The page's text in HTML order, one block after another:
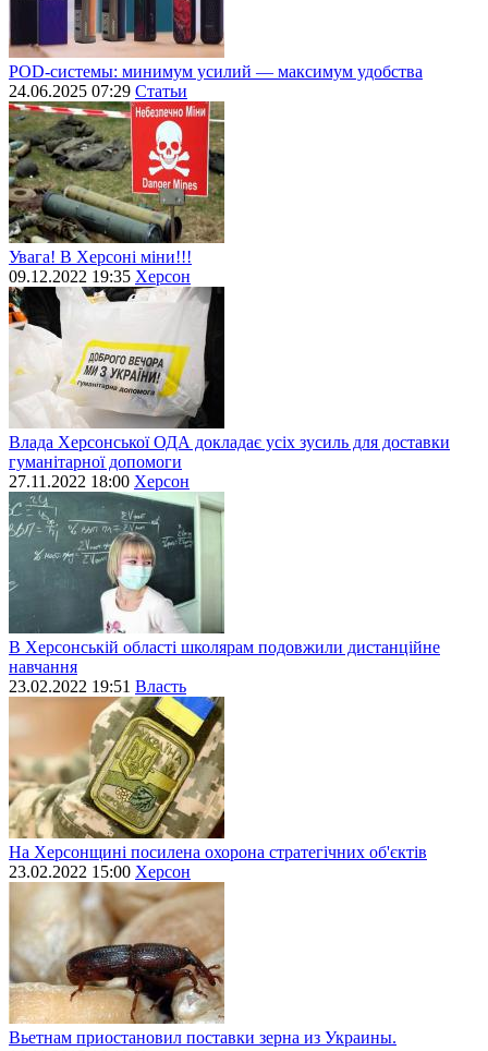
POD-системы: минимум усилий — максимум удобства
24.06.2025 07:29 Статьи
Увага! В Херсоні міни!!!
09.12.2022 19:35 Херсон
Влада Херсонської ОДА докладає усіх зусиль для доставки
гуманітарної допомоги
27.11.2022 18:00 Херсон
В Херсонській області школярам подовжили дистанційне
навчання
23.02.2022 19:51 Власть
На Херсонщині посилена охорона стратегічних об'єктів
23.02.2022 15:00 Херсон
Вьетнам приостановил поставки зерна из Украины.